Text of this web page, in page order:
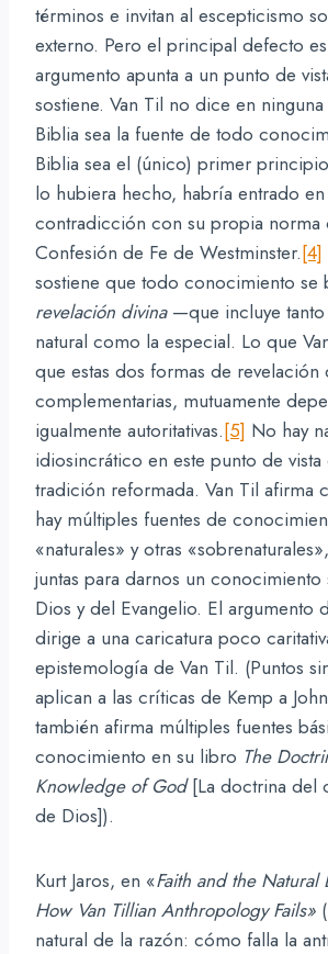
términos e invitan al escepticismo
externo. Pero el principal defecto
argumento apunta a un punto de
sostiene. Van Til no dice en
Biblia sea la fuente de todo
Biblia sea el (único) primer
lo hubiera hecho, habría entrado en
contradicción con su propia norma
Confesión de Fe de Westminster.[4]
sostiene que todo conocimiento se
revelación divina—que incluye tanto
natural como la especial. Lo que
que estas dos formas de revelación
complementarias, mutuamente
igualmente autoritativas.[5] No hay
idiosincrático en este punto de
tradición reformada. Van Til afirma
hay múltiples fuentes de
«naturales» y otras
juntas para darnos un
Dios y del Evangelio. El argumento
dirige a una caricatura poco
epistemología de Van Til. (Puntos
aplican a las críticas de Kemp a
también afirma múltiples fuentes
conocimiento en su libro The
Knowledge of God[La doctrina del
de Dios]).
Kurt Jaros, en «Faith and the Natural
How Van Tillian Anthropology Fails»
natural de la razón: cómo falla la